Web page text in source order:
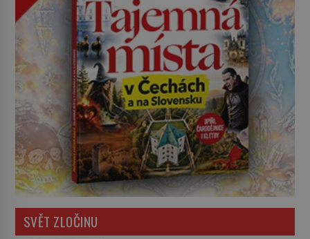
SVĚT ZLOČINU